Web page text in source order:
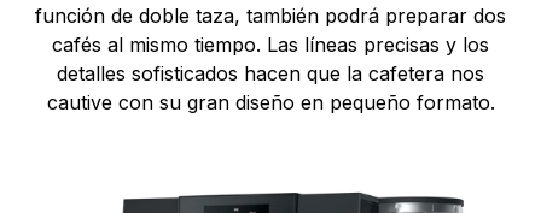
función de doble taza, también podrá preparar dos
cafés al mismo tiempo. Las líneas precisas y los
detalles sofisticados hacen que la cafetera nos
cautive con su gran diseño en pequeño formato.